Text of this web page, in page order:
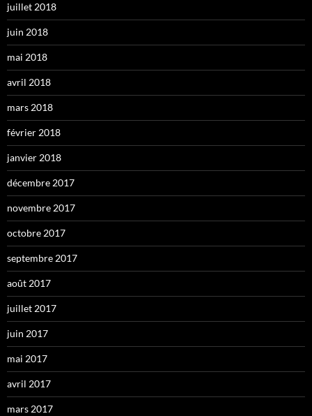
juillet 2018
juin 2018
mai 2018
avril 2018
mars 2018
février 2018
janvier 2018
décembre 2017
novembre 2017
octobre 2017
septembre 2017
août 2017
juillet 2017
juin 2017
mai 2017
avril 2017
mars 2017